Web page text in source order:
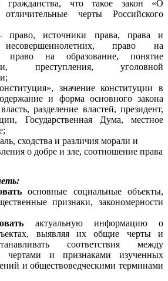
гражданства, что такое закон «О
отличительные черты Российского
право, источники права, права и
несовершеннолетних, право на
право на образование, понятие
преступления, уголовной
значение конституции в
и форма основного закона
разделение властей, президент,
Государственная Дума, местное
сходства и различия морали и
о добре и зле, соотношение права
основные социальные объекты,
признаки, закономерности
актуальную информацию о
выявляя их общие черты и
соответствия между
чертами и признаками изученных
и обществоведческими терминами